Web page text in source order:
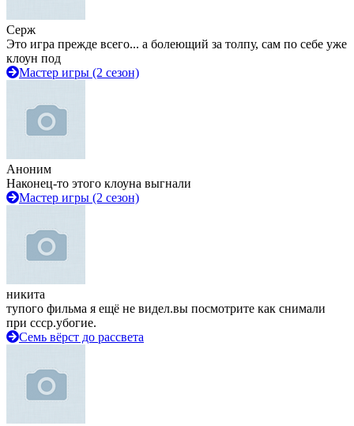
Серж
Это игра прежде всего... а болеющий за толпу, сам по себе уже
клоун под
Мастер игры (2 сезон)
Аноним
Наконец-то этого клоуна выгнали
Мастер игры (2 сезон)
никита
тупого фильма я ещё не видел.вы посмотрите как снимали
при ссср.убогие.
Семь вёрст до рассвета